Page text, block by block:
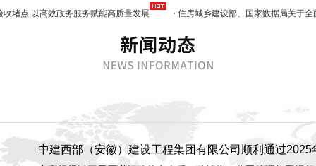
以高效政务服务赋能高质量发展 住房城乡建设部、国家数据局关于全面建
中建西部（安徽）建设工程集团有限公司顺利通过